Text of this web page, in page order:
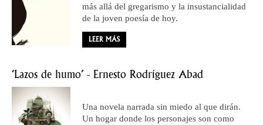
más allá del gregarismo y la insustancialidad
de la joven poesía de hoy.
LEER MÁS
‘Lazos de humo’ - Ernesto Rodríguez Abad
Una novela narrada sin miedo al que dirán.
Un hogar donde los personajes son como